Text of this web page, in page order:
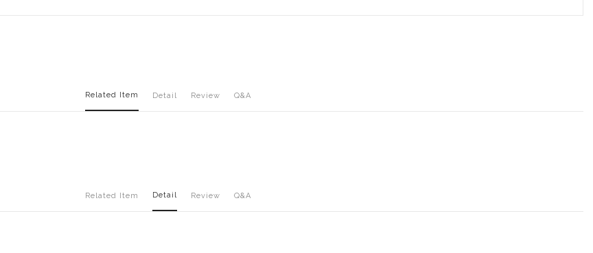
Related Item Detail Review Q&A
Related Item Detail Review Q&A